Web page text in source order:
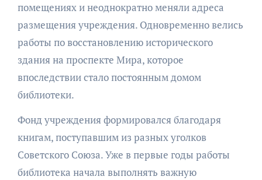
помещениях и неоднократно меняли адреса
размещения учреждения. Одновременно велись
работы по восстановлению исторического
здания на проспекте Мира, которое
впоследствии стало постоянным домом
библиотеки.
Фонд учреждения формировался благодаря
книгам, поступавшим из разных уголков
Советского Союза. Уже в первые годы работы
библиотека начала выполнять важную